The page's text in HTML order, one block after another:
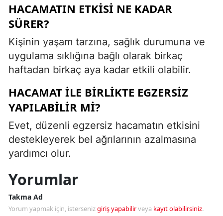
HACAMATIN ETKISI NE KADAR
SÜRER?
Kişinin yaşam tarzına, sağlık durumuna ve
uygulama sıklığına bağlı olarak birkaç
haftadan birkaç aya kadar etkili olabilir.
HACAMAT ILE BIRLIKTE EGZERSIZ
YAPILABILIR MI?
Evet, düzenli egzersiz hacamatın etkisini
destekleyerek bel ağrılarının azalmasına
yardımcı olur.
Yorumlar
Takma Ad
Yorum yapmak için, istersenizgiriş yapabilirveya kayıt olabilirsiniz.